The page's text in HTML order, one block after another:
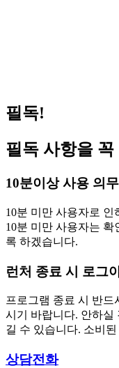
필독!
필독 사항을
10분이상 사용 의
10분 미만 사용자로
10분 미만 사용자는 확
록 하겠습니다.
런처 종료 시 로그
프로그램 종료 시 반드
시기 바랍니다. 안하실
길 수 있습니다. 소비
상담전화